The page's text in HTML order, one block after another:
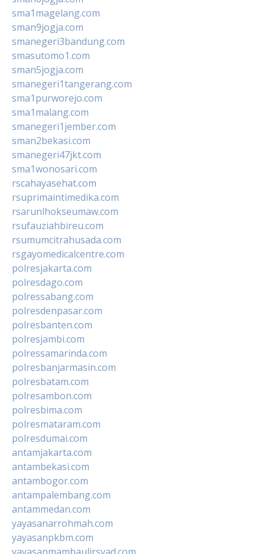
sma1magelang.com
sman9jogja.com
smanegeri3bandung.com
smasutomo1.com
sman5jogja.com
smanegeri1tangerang.com
sma1purworejo.com
sma1malang.com
smanegeri1jember.com
sman2bekasi.com
smanegeri47jkt.com
sma1wonosari.com
rscahayasehat.com
rsuprimaintimedika.com
rsarunlhokseumaw.com
rsufauziahbireu.com
rsumumcitrahusada.com
rsgayomedicalcentre.com
polresjakarta.com
polresdago.com
polressabang.com
polresdenpasar.com
polresbanten.com
polresjambi.com
polressamarinda.com
polresbanjarmasin.com
polresbatam.com
polresambon.com
polresbima.com
polresmataram.com
polresdumai.com
antamjakarta.com
antambekasi.com
antambogor.com
antampalembang.com
antammedan.com
yayasanarrohmah.com
yayasanpkbm.com
yayasanmambaulirsyad.com